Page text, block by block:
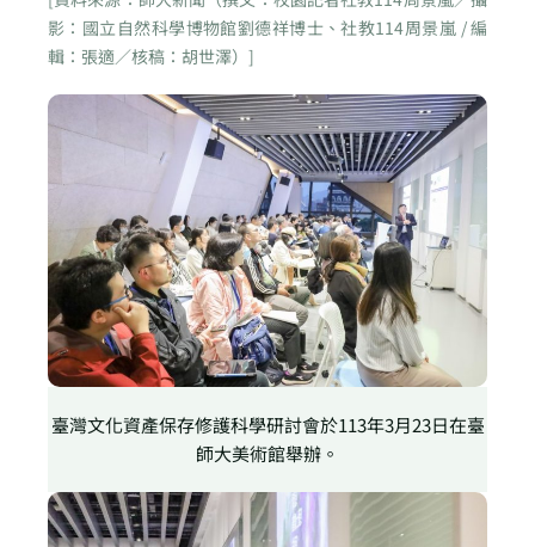
影：國立自然科學博物館劉德祥博士、社教114周景嵐 / 編
輯：張適／核稿：胡世澤）]
臺灣文化資產保存修護科學研討會於113年3月23日在臺
師大美術館舉辦。